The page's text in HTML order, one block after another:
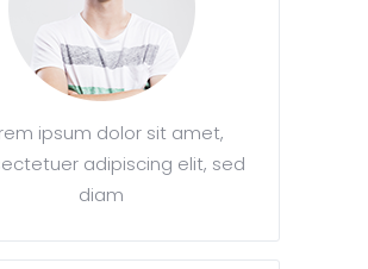
ipsum dolor sit amet,
adipiscing elit, sed
diam